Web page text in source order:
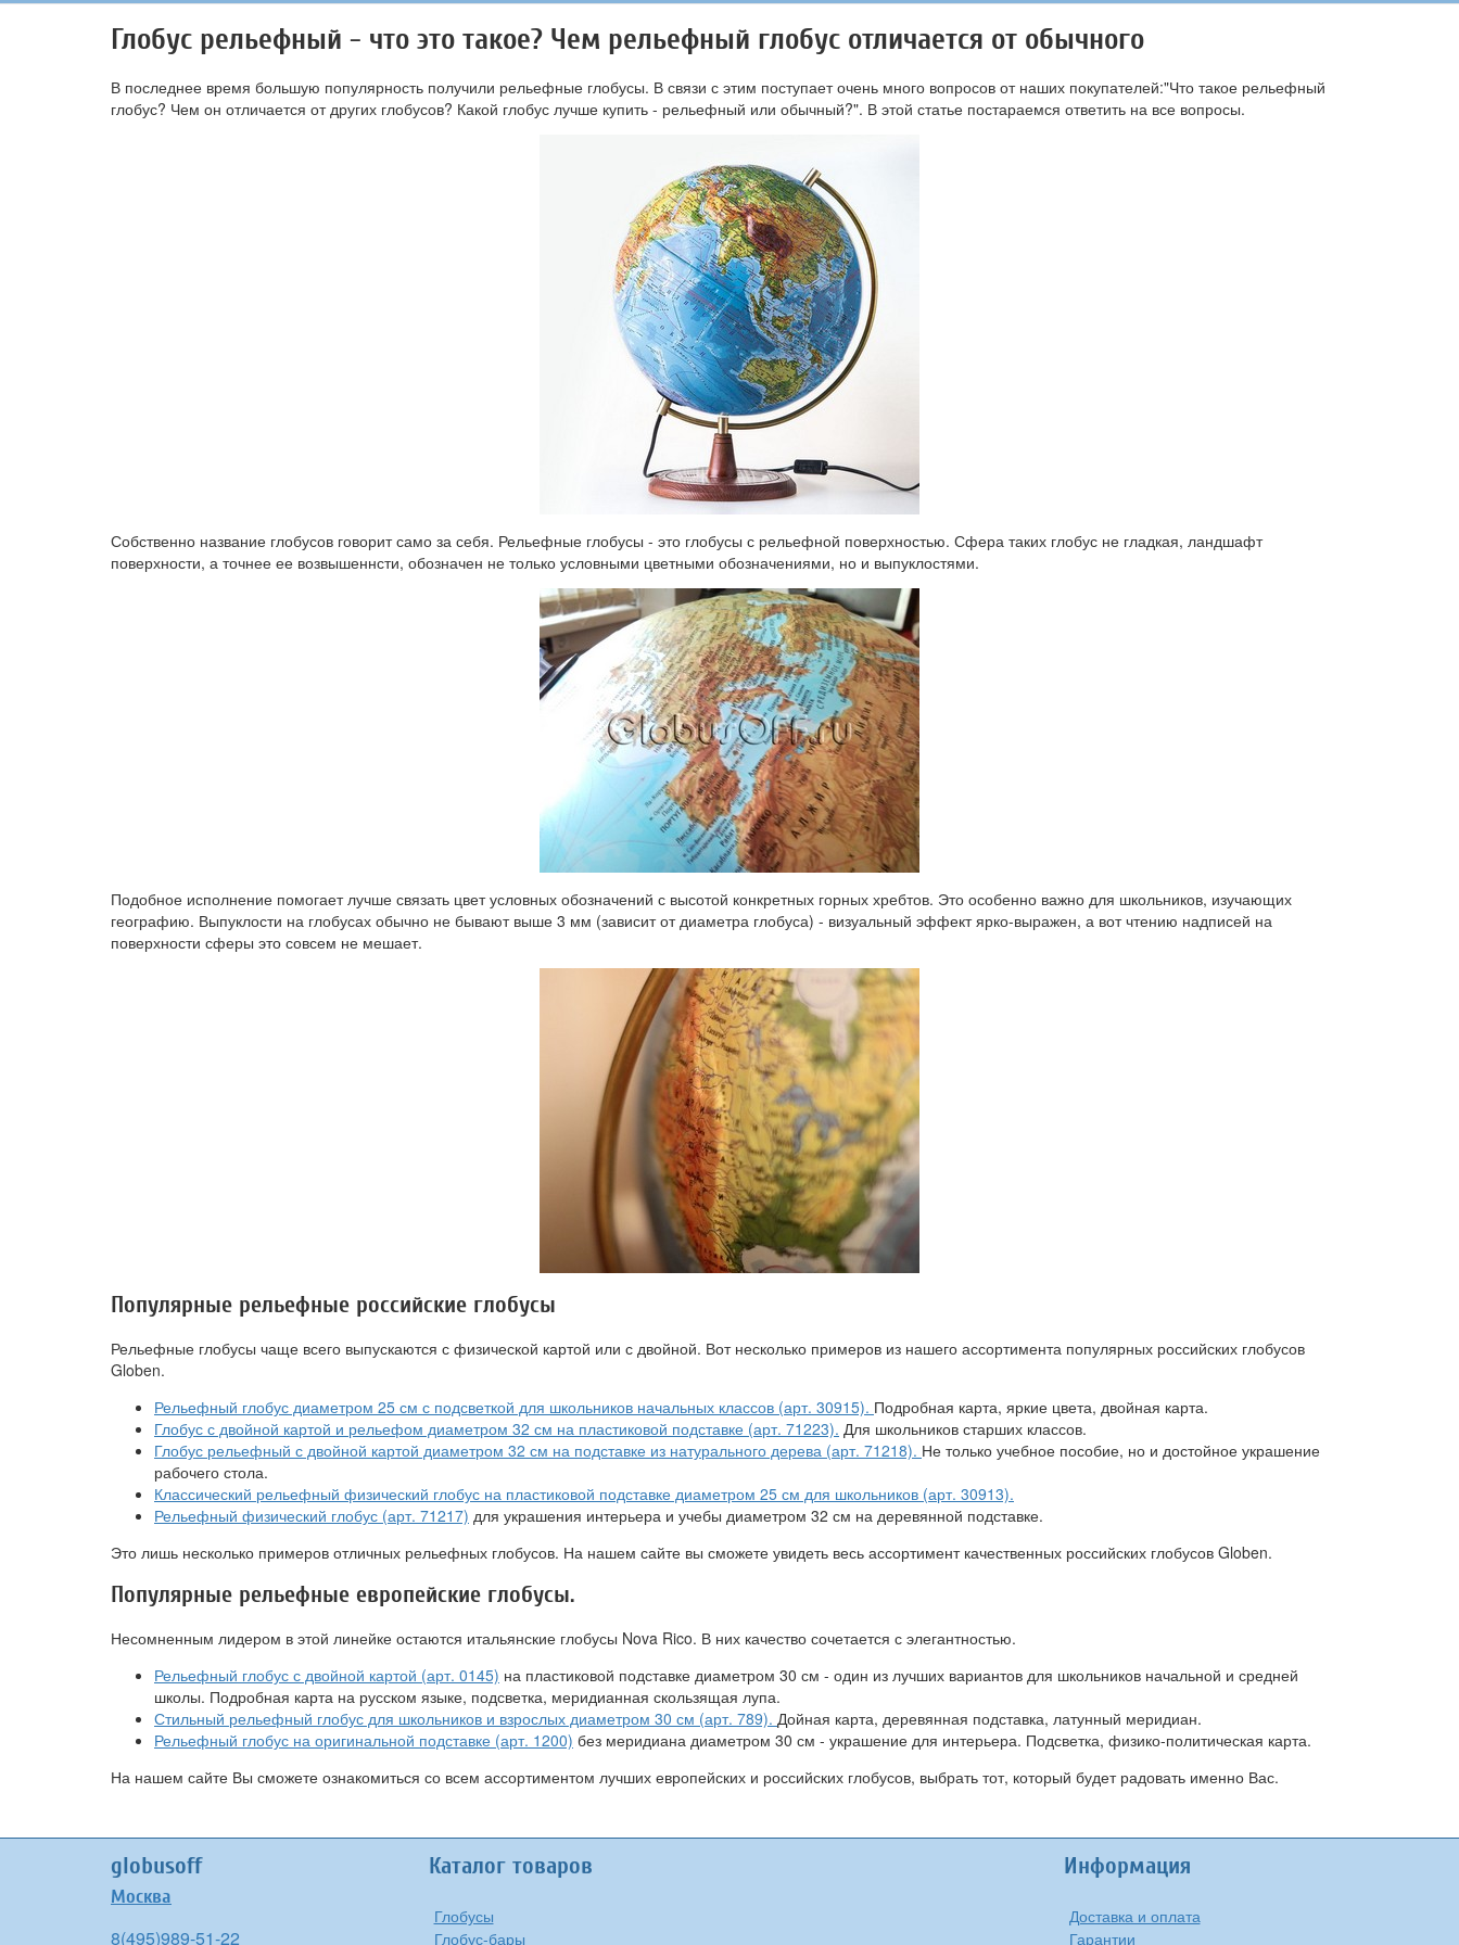
Глобус рельефный - что это такое? Чем рельефный глобус отличается от обычного
В последнее время большую популярность получили рельефные глобусы. В связи с этим поступает очень много вопросов от наших покупателей:"Что такое рельефный
глобус? Чем он отличается от других глобусов? Какой глобус лучше купить - рельефный или обычный?". В этой статье постараемся ответить на все вопросы.
Собственно название глобусов говорит само за себя. Рельефные глобусы - это глобусы с рельефной поверхностью. Сфера таких глобус не гладкая, ландшафт
поверхности, а точнее ее возвышеннсти, обозначен не только условными цветными обозначениями, но и выпуклостями.
Подобное исполнение помогает лучше связать цвет условных обозначений с высотой конкретных горных хребтов. Это особенно важно для школьников, изучающих
географию. Выпуклости на глобусах обычно не бывают выше 3 мм (зависит от диаметра глобуса) - визуальный эффект ярко-выражен, а вот чтению надписей на
поверхности сферы это совсем не мешает.
Популярные рельефные российские глобусы
Рельефные глобусы чаще всего выпускаются с физической картой или с двойной. Вот несколько примеров из нашего ассортимента популярных российских глобусов
Globen.
Рельефный глобус диаметром 25 см с подсветкой для школьников начальных классов (арт. 30915). Подробная карта, яркие цвета, двойная карта.
Глобус с двойной картой и рельефом диаметром 32 см на пластиковой подставке (арт. 71223). Для школьников старших классов.
Глобус рельефный с двойной картой диаметром 32 см на подставке из натурального дерева (арт. 71218). Не только учебное пособие, но и достойное украшение
рабочего стола.
Классический рельефный физический глобус на пластиковой подставке диаметром 25 см для школьников (арт. 30913).
Рельефный физический глобус (арт. 71217) для украшения интерьера и учебы диаметром 32 см на деревянной подставке.
Это лишь несколько примеров отличных рельефных глобусов. На нашем сайте вы сможете увидеть весь ассортимент качественных российских глобусов Globen.
Популярные рельефные европейские глобусы.
Несомненным лидером в этой линейке остаются итальянские глобусы Nova Rico. В них качество сочетается с элегантностью.
Рельефный глобус с двойной картой (арт. 0145) на пластиковой подставке диаметром 30 см - один из лучших вариантов для школьников начальной и средней
школы. Подробная карта на русском языке, подсветка, меридианная скользящая лупа.
Стильный рельефный глобус для школьников и взрослых диаметром 30 см (арт. 789). Дойная карта, деревянная подставка, латунный меридиан.
Рельефный глобус на оригинальной подставке (арт. 1200) без меридиана диаметром 30 см - украшение для интерьера. Подсветка, физико-политическая карта.
На нашем сайте Вы сможете ознакомиться со всем ассортиментом лучших европейских и российских глобусов, выбрать тот, который будет радовать именно Вас.
globusoff
Москва
8(495)989-51-22
Каталог товаров
Глобусы
Глобус-бары
Информация
Доставка и оплата
Гарантии